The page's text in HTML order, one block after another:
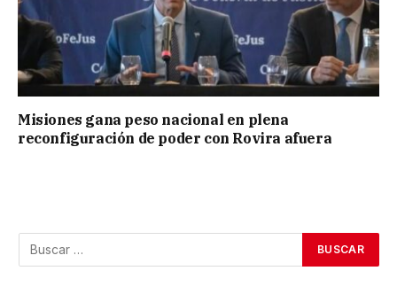
Misiones gana peso nacional en plena
reconfiguración de poder con Rovira afuera